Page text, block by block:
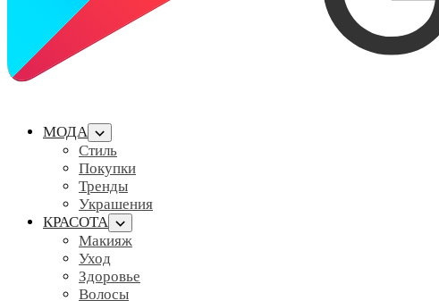
МОДА
Стиль
Покупки
Тренды
Украшения
КРАСОТА
Макияж
Уход
Здоровье
Волосы